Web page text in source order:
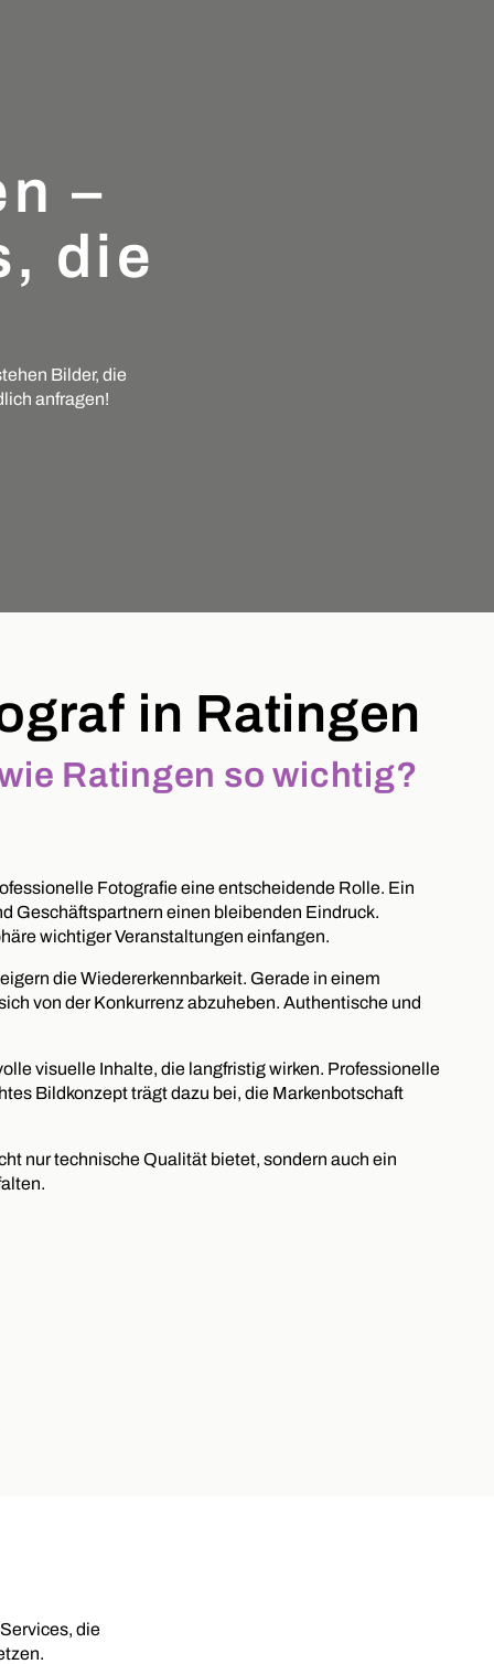
–
die
Bilder, die
anfragen!
in Ratingen
Ratingen so wichtig?
Fotografie eine entscheidende Rolle. Ein
Geschäftspartnern einen bleibenden Eindruck.
wichtiger Veranstaltungen einfangen.
die Wiedererkennbarkeit. Gerade in einem
von der Konkurrenz abzuheben. Authentische und
visuelle Inhalte, die langfristig wirken. Professionelle
Bildkonzept trägt dazu bei, die Markenbotschaft
nur technische Qualität bietet, sondern auch ein
die